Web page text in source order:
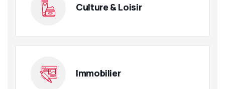
Culture & Loisir
Immobilier